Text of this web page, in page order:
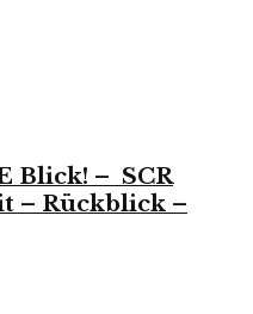
Blick! – SCR
– Rückblick –